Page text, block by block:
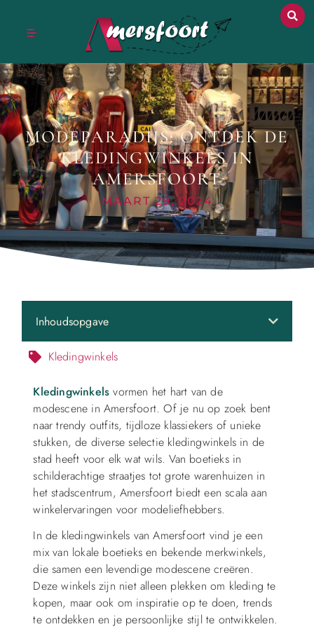
MODEPARADIJS: ONTDEK DE
KLEDINGWINKELS IN
AMERSFOORT
MAART 29, 2024
Kledingwinkels vormen het hart van de
modescene in Amersfoort. Of je nu op zoek bent
naar trendy outfits, tijdloze klassiekers of unieke
stukken, de diverse selectie kledingwinkels in de
stad heeft voor elk wat wils. Van boetieks in
schilderachtige straatjes tot grote warenhuizen in
het stadscentrum, Amersfoort biedt een scala aan
winkelervaringen voor modeliefhebbers.
In de kledingwinkels van Amersfoort vind je een
mix van lokale boetieks en bekende merkwinkels,
die samen een levendige modescene creëren.
Deze winkels zijn niet alleen plekken om kleding te
kopen, maar ook om inspiratie op te doen, trends
te ontdekken en je persoonlijke stijl te ontwikkelen.
Inhoudsopgave
Kledingwinkels